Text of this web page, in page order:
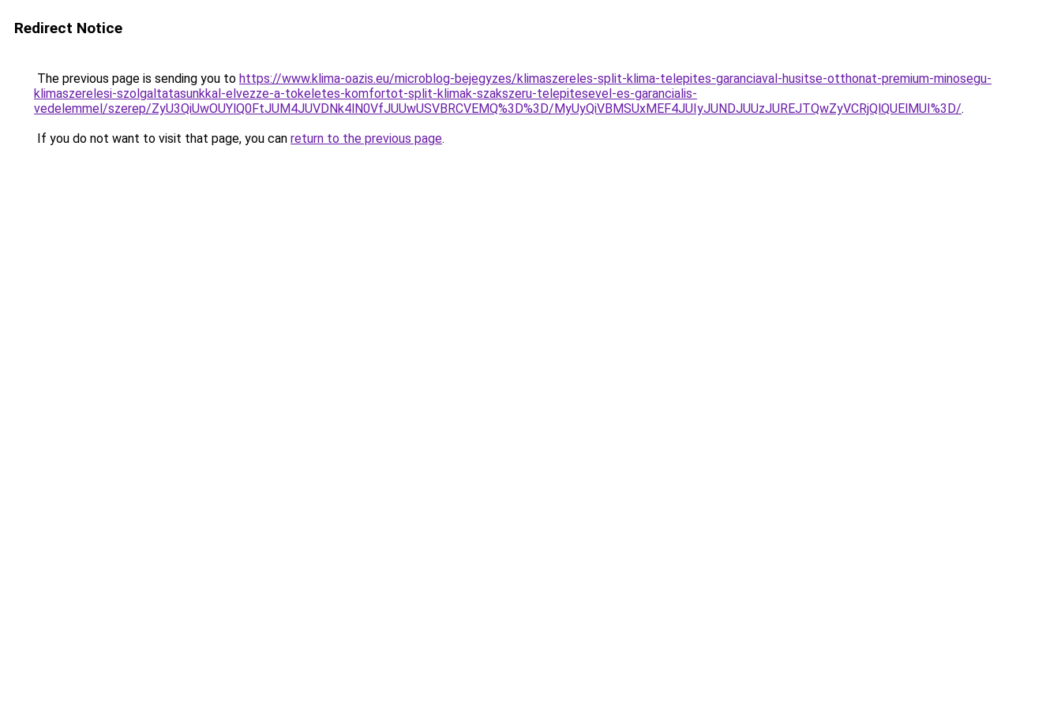
Redirect Notice
The previous page is sending you to https://www.klima-oazis.eu/microblog-bejegyzes/klimaszereles-split-klima-telepites-garanciaval-husitse-otthonat-premium-minosegu-
klimaszerelesi-szolgaltatasunkkal-elvezze-a-tokeletes-komfortot-split-klimak-szakszeru-telepitesevel-es-garancialis-
vedelemmel/szerep/ZyU3QiUwOUYlQ0FtJUM4JUVDNk4lN0VfJUUwUSVBRCVEMQ%3D%3D/MyUyQiVBMSUxMEF4JUIyJUNDJUUzJUREJTQwZyVCRjQlQUElMUI%3D/.
If you do not want to visit that page, you can return to the previous page.